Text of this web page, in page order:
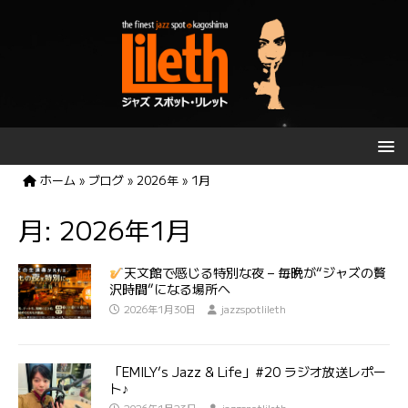
ホーム » ブログ » 2026年 » 1月
月: 2026年1月
天文館で感じる特別な夜 – 毎晩が“ジャズの贅
沢時間”になる場所へ
2026年1月30日 jazzspotlileth
「EMILY’s Jazz & Life」#20 ラジオ放送レポー
ト♪